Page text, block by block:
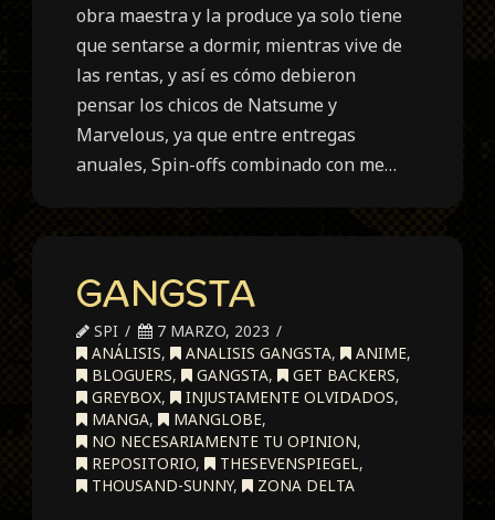
obra maestra y la produce ya solo tiene
que sentarse a dormir, mientras vive de
las rentas, y así es cómo debieron
pensar los chicos de Natsume y
Marvelous, ya que entre entregas
anuales, Spin-offs combinado con me…
GANGSTA
SPI
7 MARZO, 2023
ANÁLISIS, ANALISIS GANGSTA, ANIME,
BLOGUERS, GANGSTA, GET BACKERS,
GREYBOX, INJUSTAMENTE OLVIDADOS,
MANGA, MANGLOBE,
NO NECESARIAMENTE TU OPINION,
REPOSITORIO, THESEVENSPIEGEL,
THOUSAND-SUNNY, ZONA DELTA